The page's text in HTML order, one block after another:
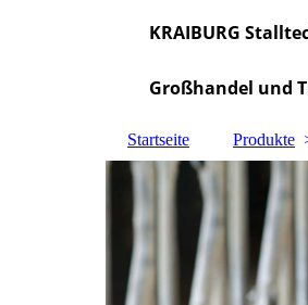
KRAIBURG
Großhandel und
Startseite Produkte